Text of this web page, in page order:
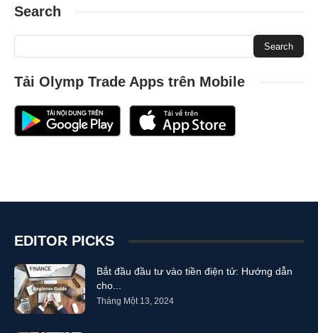
Search
Tải Olymp Trade Apps trên Mobile
EDITOR PICKS
Bắt đầu đầu tư vào tiền điện tử: Hướng dẫn
cho...
Tháng Một 13, 2024